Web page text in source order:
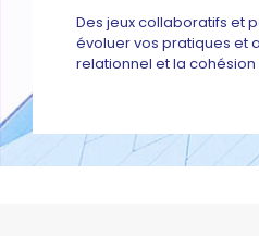
Des jeux collaboratifs et
évoluer vos pratiques et
relationnel et la cohésion